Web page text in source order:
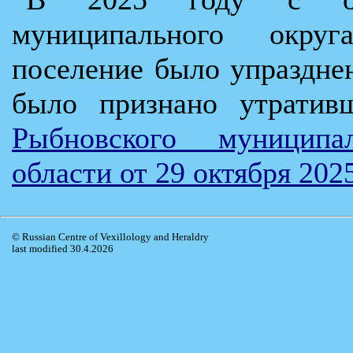
муниципального
поселение было
было признано
Рыбновского
области от 29 октября
© Russian Centre of Vexillology and Heraldry
last modified 30.4.2026